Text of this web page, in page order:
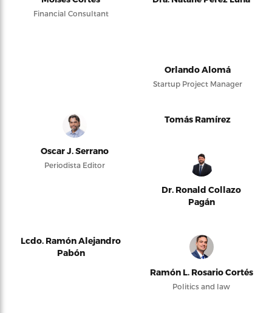
Financial Consultant
Orlando Alomá
Startup Project Manager
Oscar J. Serrano
Periodista Editor
Tomás Ramírez
Dr. Ronald Collazo
Pagán
Lcdo. Ramón Alejandro
Pabón
Ramón L. Rosario Cortés
Politics and law